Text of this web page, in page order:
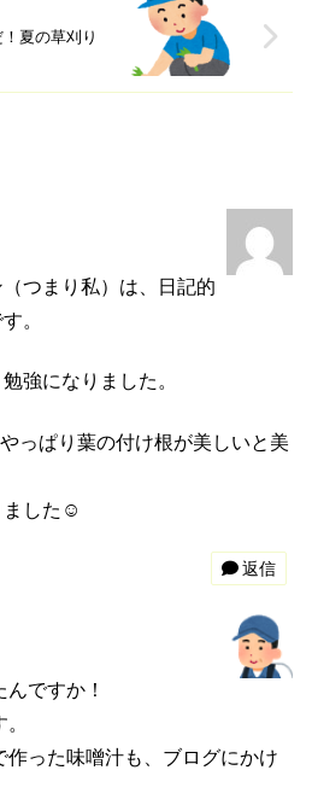
夏の草刈り
つまり私）は、日記的
。
強になりました。
っぱり葉の付け根が美しいと美
ました☺
返信
ですか！
作った味噌汁も、ブログにかけ